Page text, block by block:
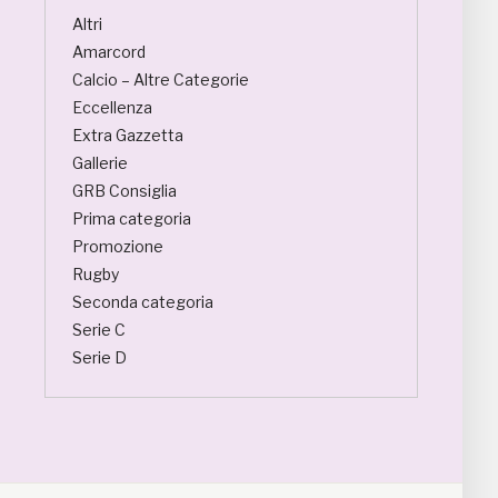
Altri
Amarcord
Calcio – Altre Categorie
Eccellenza
Extra Gazzetta
Gallerie
GRB Consiglia
Prima categoria
Promozione
Rugby
Seconda categoria
Serie C
Serie D